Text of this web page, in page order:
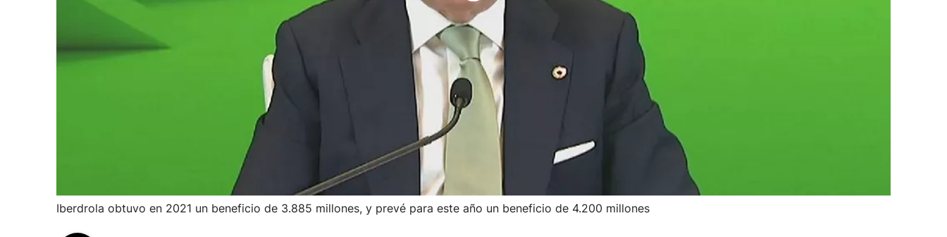
Iberdrola obtuvo en 2021 un beneficio de 3.885 millones, y prevé para este año un beneficio de 4.200 millones